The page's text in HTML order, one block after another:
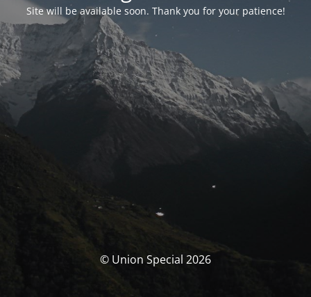
Site will be available soon. Thank you for your patience!
© Union Special 2026